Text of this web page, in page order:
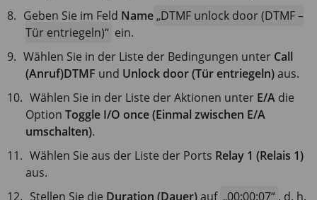
Geben Sie im Feld Name DTMF unlock door (DTMF –
Tür entriegeln)
ein.
Wählen Sie in der Liste der Bedingungen unter Call
(Anruf)DTMF und Unlock door (Tür entriegeln)aus.
Wählen Sie in der Liste der Aktionen unter E/A die
Option Toggle I/O once (Einmal zwischen E/A
umschalten).
Wählen Sie aus der Liste der Ports Relay 1 (Relais 1)
aus.
Stellen Sie die Duration (Dauer)auf 00:00:07 , d. h.